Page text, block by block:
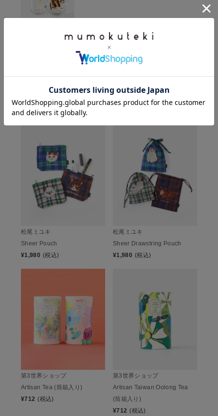
CHECKED ITEM
この商品を見た人は、こちらもチェックしています
松尾ミユキ
Sheer Pouch
¥1,980 (税込)
松尾ミユキ
Sheer Drawstring Pouch
¥1,980 (税込)
第3世界ショップ
Artisan Tea (筒箱入り)
¥712 (税込)
第3世界ショップ
Artisan Taiwan Oolong Tea
(筒箱入り)
¥712 (税込)